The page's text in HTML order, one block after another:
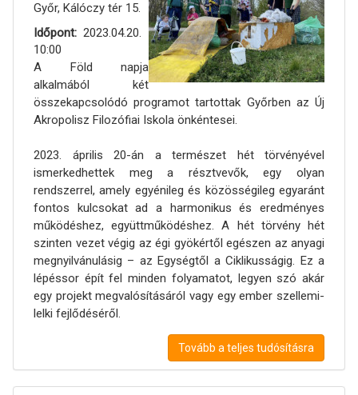
Győr, Kálóczy tér 15.
Időpont
2023.04.20.
10:00
A Föld napja
alkalmából két
összekapcsolódó programot tartottak Győrben az Új
Akropolisz Filozófiai Iskola önkéntesei.
2023. április 20-án a természet hét törvényével
ismerkedhettek meg a résztvevők, egy olyan
rendszerrel, amely egyénileg és közösségileg egyaránt
fontos kulcsokat ad a harmonikus és eredményes
működéshez, együttműködéshez. A hét törvény hét
szinten vezet végig az égi gyökértől egészen az anyagi
megnyilvánulásig – az Egységtől a Ciklikusságig. Ez a
lépéssor épít fel minden folyamatot, legyen szó akár
egy projekt megvalósításáról vagy egy ember szellemi-
lelki fejlődéséről.
Tovább a teljes tudósításra